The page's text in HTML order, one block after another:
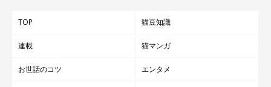
TOP 猫豆知識
連載 猫マンガ
お世話のコツ エンタメ